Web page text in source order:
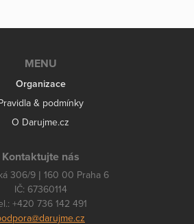
MENU
Organizace
& podmínky
O Darujme.cz
Kontaktujte nás
306/9 | 160 00 Praha 6
IČ: 67360114
+420 736 142 491